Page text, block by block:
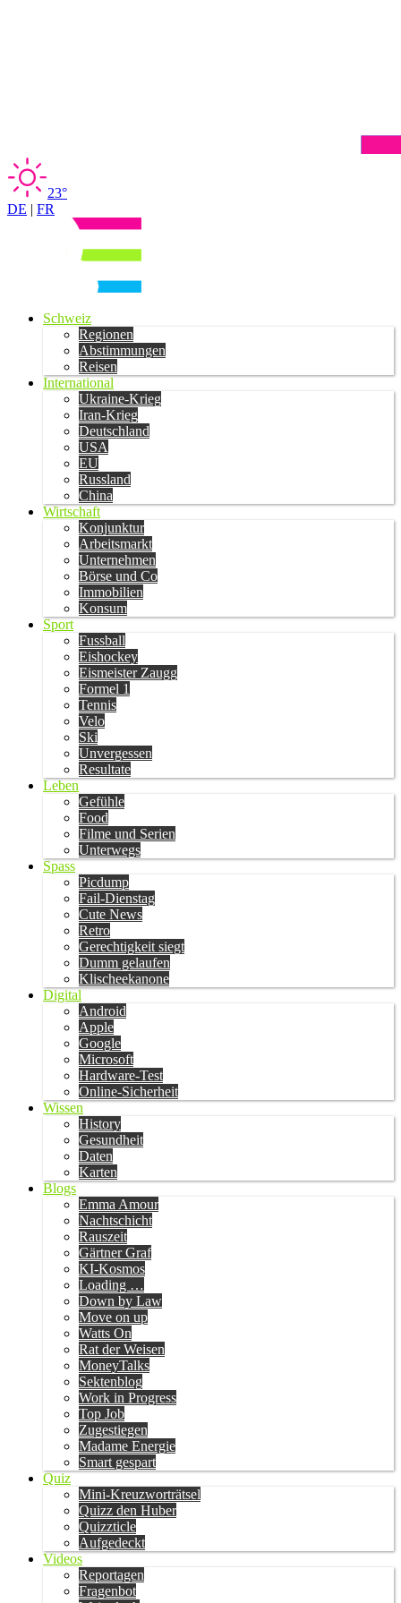
23°
DE | FR
Schweiz
Regionen
Abstimmungen
Reisen
International
Ukraine-Krieg
Iran-Krieg
Deutschland
USA
EU
Russland
China
Wirtschaft
Konjunktur
Arbeitsmarkt
Unternehmen
Börse und Co
Immobilien
Konsum
Sport
Fussball
Eishockey
Eismeister Zaugg
Formel 1
Tennis
Velo
Ski
Unvergessen
Resultate
Leben
Gefühle
Food
Filme und Serien
Unterwegs
Spass
Picdump
Fail-Dienstag
Cute News
Retro
Gerechtigkeit siegt
Dumm gelaufen
Klischeekanone
Digital
Android
Apple
Google
Microsoft
Hardware-Test
Online-Sicherheit
Wissen
History
Gesundheit
Daten
Karten
Blogs
Emma Amour
Nachtschicht
Rauszeit
Gärtner Graf
KI-Kosmos
Loading …
Down by Law
Move on up
Watts On
Rat der Weisen
MoneyTalks
Sektenblog
Work in Progress
Top Job
Zugestiegen
Madame Energie
Smart gespart
Quiz
Mini-Kreuzworträtsel
Quizz den Huber
Quizzticle
Aufgedeckt
Videos
Reportagen
Fragenbot